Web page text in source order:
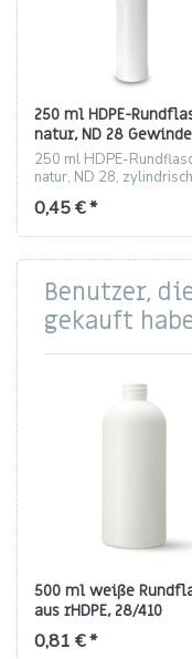
250 ml HDPE-
natur, ND 28
zylindrisch (20 g)
250 ml HDPE-
natur, ND 28,
0,45 € *
Benutzer,
gekauft
500 ml weiße
aus rHDPE, 28/410
(Rundschulter)
0,81 € *